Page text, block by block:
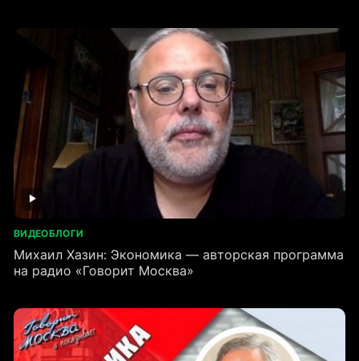
ВИДЕОБЛОГИ
Михаил Хазин: Экономика — авторская программа
на радио «Говорит Москва»